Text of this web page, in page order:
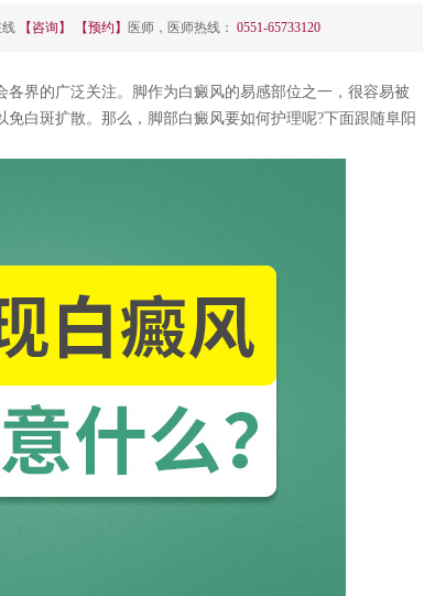
【咨询】 【预约】 医师，医师热线： 0551-65733120
界的广泛关注。脚作为白癜风的易感部位之一，很容易被
白斑扩散。那么，脚部白癜风要如何护理呢?下面跟随阜阳
孙定英 医师